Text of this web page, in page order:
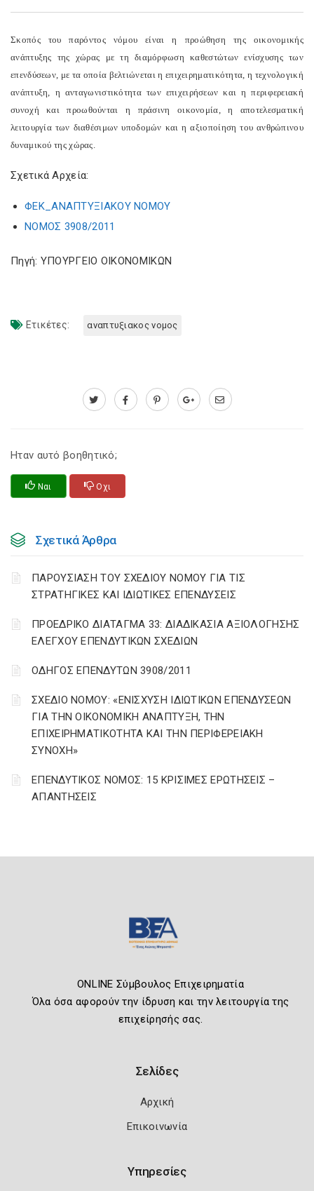
Σκοπός του παρόντος νόμου είναι η προώθηση της οικονομικής
ανάπτυξης της χώρας με τη διαμόρφωση καθεστώτων ενίσχυσης των
επενδύσεων, με τα οποία βελτιώνεται η επιχειρηματικότητα, η τεχνολογική
ανάπτυξη, η ανταγωνιστικότητα των επιχειρήσεων και η περιφερειακή
συνοχή και προωθούνται η πράσινη οικονομία, η αποτελεσματική
λειτουργία των διαθέσιμων υποδομών και η αξιοποίηση του ανθρώπινου
δυναμικού της χώρας.
Σχετικά Αρχεία:
ΦΕΚ_ΑΝΑΠΤΥΞΙΑΚΟΥ ΝΟΜΟΥ
ΝΟΜΟΣ 3908/2011
Πηγή: ΥΠΟΥΡΓΕΙΟ ΟΙΚΟΝΟΜΙΚΩΝ
Ετικέτες: αναπτυξιακος νομος
Ηταν αυτό βοηθητικό;
Ναι Οχι
Σχετικά Άρθρα
ΠΑΡΟΥΣΙΑΣΗ ΤΟΥ ΣΧΕΔΙΟΥ ΝΟΜΟΥ ΓΙΑ ΤΙΣ
ΣΤΡΑΤΗΓΙΚΕΣ ΚΑΙ ΙΔΙΩΤΙΚΕΣ ΕΠΕΝΔΥΣΕΙΣ
ΠΡΟΕΔΡΙΚΟ ΔΙΑΤΑΓΜΑ 33: ΔΙΑΔΙΚΑΣΙΑ ΑΞΙΟΛΟΓΗΣΗΣ
ΕΛΕΓΧΟΥ ΕΠΕΝΔΥΤΙΚΩΝ ΣΧΕΔΙΩΝ
ΟΔΗΓΟΣ ΕΠΕΝΔΥΤΩΝ 3908/2011
ΣΧΕΔΙΟ ΝΟΜΟΥ: «ΕΝΙΣΧΥΣΗ ΙΔΙΩΤΙΚΩΝ ΕΠΕΝΔΥΣΕΩΝ
ΓΙΑ ΤΗΝ ΟΙΚΟΝΟΜΙΚΗ ΑΝΑΠΤΥΞΗ, ΤΗΝ
ΕΠΙΧΕΙΡΗΜΑΤΙΚΟΤΗΤΑ ΚΑΙ ΤΗΝ ΠΕΡΙΦΕΡΕΙΑΚΗ
ΣΥΝΟΧΗ»
ΕΠΕΝΔΥΤΙΚΟΣ ΝΟΜΟΣ: 15 ΚΡΙΣΙΜΕΣ ΕΡΩΤΗΣΕΙΣ –
ΑΠΑΝΤΗΣΕΙΣ
ONLINE Σύμβουλος Επιχειρηματία
Όλα όσα αφορούν την ίδρυση και την λειτουργία της
επιχείρησής σας.
Σελίδες
Αρχική
Επικοινωνία
Υπηρεσίες